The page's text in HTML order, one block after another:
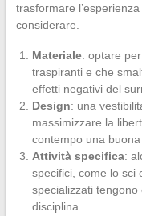
trasformare
considerare.
Materiale: optare
traspiranti e che
effetti negativi del
Design: una
massimizzare la
contempo una
Attività specifica:
specifici, come lo sci
specializzati
disciplina.